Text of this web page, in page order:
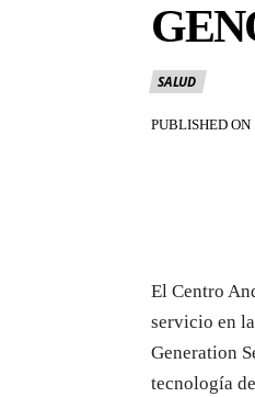
SALUD
PUBLISHED ON
El Centro
servicio en
Generation
tecnología